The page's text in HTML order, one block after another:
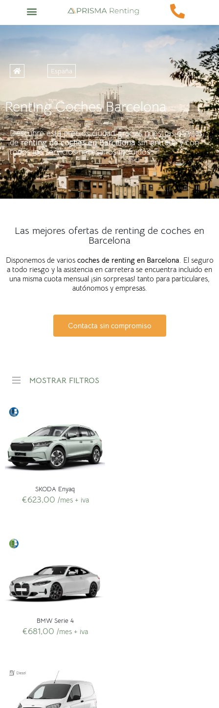
España
Renting Coches Barcelona
Descubre esta precios ciudad gracias nuestras ofertas
derenting de coches en Barcelonasin entrada y con
todos los servicios necesarios incluidos.
Las mejores ofertas de renting de coches en
Barcelona
Disponemos de varios coches de renting en Barcelona. El seguro
a todo riesgo y la asistencia en carretera se encuentra incluido en
una misma cuota mensual ¡sin sorpresas! tanto para particulares,
autónomos y empresas.
Contacta sin compromiso
MOSTRAR FILTROS
SKODA Enyaq
€623,00 /mes + iva
BMW Serie 4
€681,00 /mes + iva